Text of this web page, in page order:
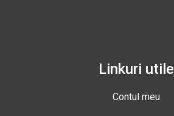
Linkuri utile
Contul meu